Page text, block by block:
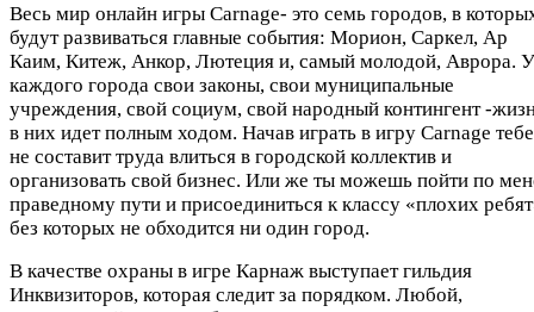
Весь мир онлайн игры Carnage- это семь городов, в
будут развиваться главные события: Морион, Саркел, Ар
Каим, Китеж, Анкор, Лютеция и, самый молодой, Аврора. У
каждого города свои законы, свои муниципальные
учреждения, свой социум, свой народный контингент -
в них идет полным ходом. Начав играть в игру Carnage тебе
не составит труда влиться в городской коллектив и
организовать свой бизнес. Или же ты можешь пойти по
праведному пути и присоединиться к классу «плохих
без которых не обходится ни один город.
В качестве охраны в игре Карнаж выступает гильдия
Инквизиторов, которая следит за порядком. Любой,